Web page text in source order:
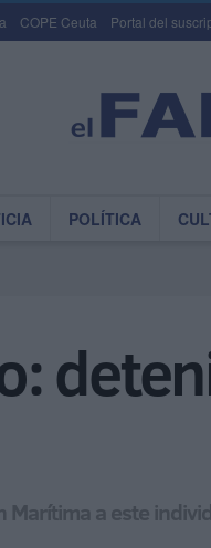
COPE Ceuta Portal del
POLÍTICA
Marítima a este